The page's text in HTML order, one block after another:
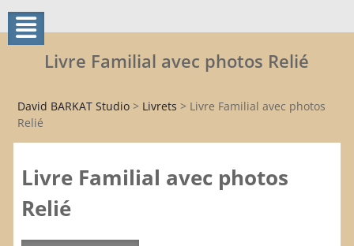
Livre Familial avec photos Relié
David BARKAT Studio> Livrets > Livre Familial avec photos
Relié
Livre Familial avec photos
Relié